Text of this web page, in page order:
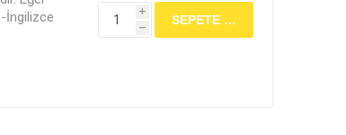
İngilizce
ücretsiz
i
h